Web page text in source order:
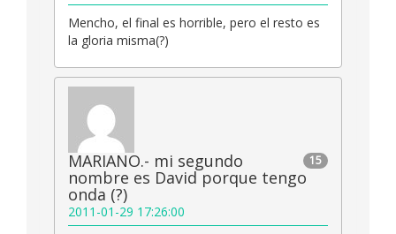
Mencho, el final es horrible, pero el resto es
la gloria misma(?)
15
MARIANO.- mi segundo
nombre es David porque tengo
onda (?)
2011-01-29 17:26:00